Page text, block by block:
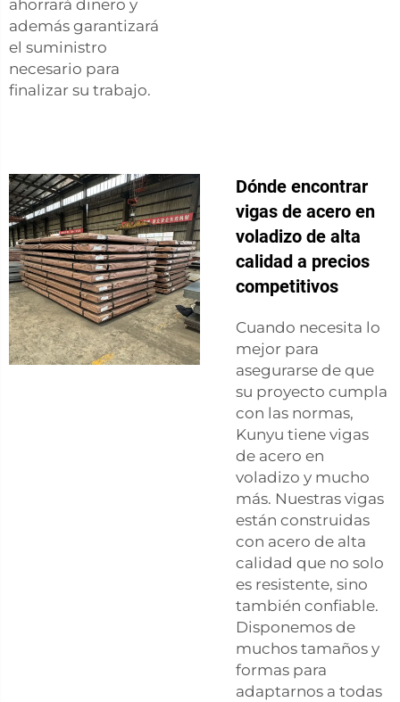
ahorrará dinero y
además garantizará
el suministro
necesario para
finalizar su trabajo.
Dónde encontrar
vigas de acero en
voladizo de alta
calidad a precios
competitivos
Cuando necesita lo
mejor para
asegurarse de que
su proyecto cumpla
con las normas,
Kunyu tiene vigas
de acero en
voladizo y mucho
más. Nuestras vigas
están construidas
con acero de alta
calidad que no solo
es resistente, sino
también confiable.
Disponemos de
muchos tamaños y
formas para
adaptarnos a todas